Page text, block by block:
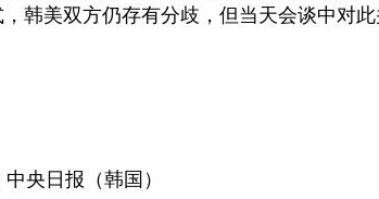
韩美双方仍存有分歧，但当天会谈中对此
央日报（韩国）